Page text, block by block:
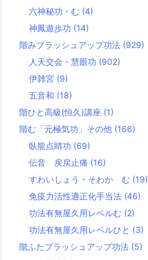
六神秘功・む (4)
神鳳遊歩功 (14)
階みブラッシュアップ功法 (929)
人天交会・慧眼功 (902)
伊雑宮 (9)
五音和 (18)
階ひと高級(恒久)講座 (1)
階む「元極気功」その他 (166)
臥龍点睛功 (69)
伝音 戻戻止痛 (16)
すわいしょう・そわか む (19)
免疫力活性適正化手当法 (46)
功法有無屋久用レベルむ (2)
功法有無屋久用レベルひと (3)
階ふたブラッシュアップ功法 (5)